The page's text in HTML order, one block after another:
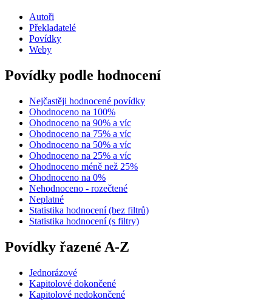
Autoři
Překladatelé
Povídky
Weby
Povídky podle hodnocení
Nejčastěji hodnocené povídky
Ohodnoceno na 100%
Ohodnoceno na 90% a víc
Ohodnoceno na 75% a víc
Ohodnoceno na 50% a víc
Ohodnoceno na 25% a víc
Ohodnoceno méně než 25%
Ohodnoceno na 0%
Nehodnoceno - rozečtené
Neplatné
Statistika hodnocení (bez filtrů)
Statistika hodnocení (s filtry)
Povídky řazené A-Z
Jednorázové
Kapitolové dokončené
Kapitolové nedokončené